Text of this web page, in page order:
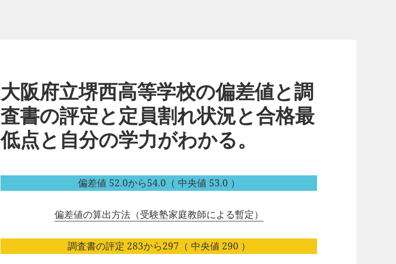
大阪府立堺西高等学校の偏差値と調
査書の評定と定員割れ状況と合格最
低点と自分の学力がわかる。
偏差値 52.0から54.0（ 中央値 53.0 ）
偏差値の算出方法（受験塾家庭教師による暫定）
調査書の評定 283から297（ 中央値 290 ）